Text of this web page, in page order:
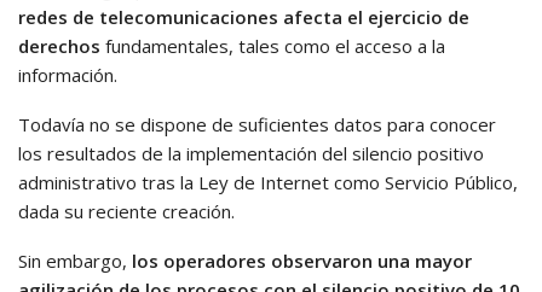
redes de telecomunicaciones afecta el ejercicio de
derechos fundamentales, tales como el acceso a la
información.
Todavía no se dispone de suficientes datos para conocer
los resultados de la implementación del silencio positivo
administrativo tras la Ley de Internet como Servicio Público,
dada su reciente creación.
Sin embargo, los operadores observaron una mayor